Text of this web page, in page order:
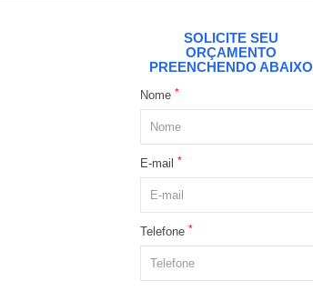
SOLICITE SEU
ORÇAMENTO
PREENCHENDO ABAIXO
Nome *
E-mail *
Telefone *